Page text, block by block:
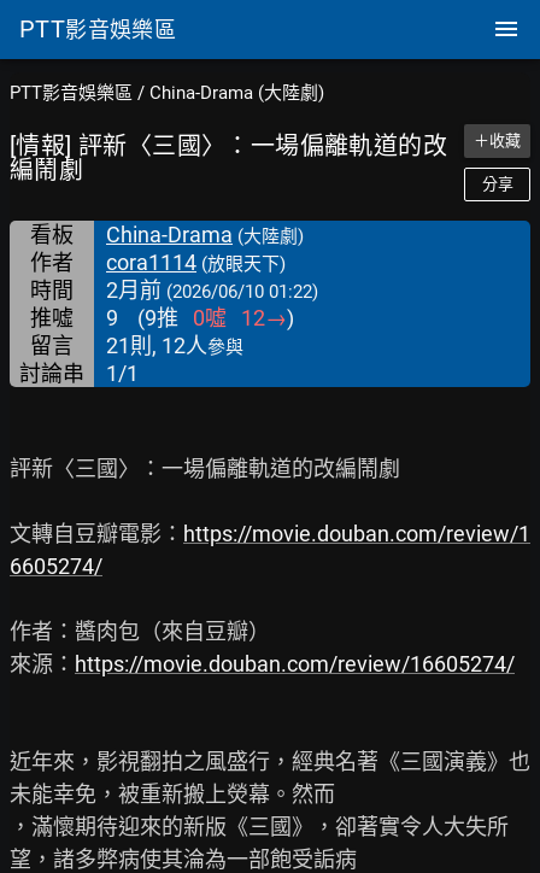
PTT影音娛樂區
PTT影音娛樂區 / China-Drama (大陸劇)
[情報] 評新〈三國〉：一場偏離軌道的改
編鬧劇
＋收藏
分享
看板 China-Drama (大陸劇)
作者 cora1114 (放眼天下)
時間 2月前 (2026/06/10 01:22)
推噓 9 (9推 0噓 12→)
留言
21則, 12人參與
討論串 1/1
評新〈三國〉：一場偏離軌道的改編鬧劇
文轉自豆瓣電影： https://movie.douban.com/review/1
6605274/
作者：醬肉包（來自豆瓣）
來源： https://movie.douban.com/review/16605274/
近年來，影視翻拍之風盛行，經典名著《三國演義》也
未能幸免，被重新搬上熒幕。然而
，滿懷期待迎來的新版《三國》，卻著實令人大失所
望，諸多弊病使其淪為一部飽受詬病